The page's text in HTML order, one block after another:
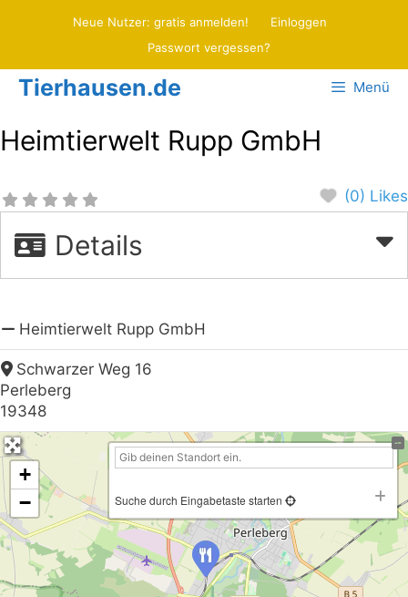
Neue Nutzer: gratis anmelden!
Einloggen
Passwort vergessen?
Tierhausen.de Menü
Heimtierwelt Rupp GmbH
(0) Likes
Details
Heimtierwelt Rupp GmbH
Schwarzer Weg 16
Perleberg
19348
+
−
Suche durch Eingabetaste starten